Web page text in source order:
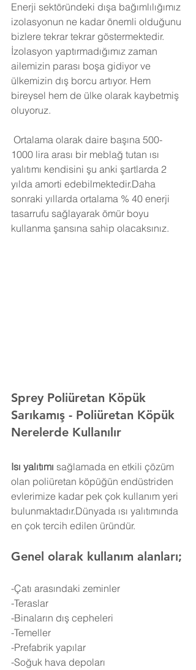
Enerji sektöründeki dışa bağımlılığımız
izolasyonun ne kadar önemli olduğunu
bizlere tekrar tekrar göstermektedir.
İzolasyon yaptırmadığımız zaman
ailemizin parası boşa gidiyor ve
ülkemizin dış borcu artıyor. Hem
bireysel hem de ülke olarak kaybetmiş
oluyoruz.
Ortalama olarak daire başına 500-
1000 lira arası bir meblağ tutan ısı
yalıtımı kendisini şu anki şartlarda 2
yılda amorti edebilmektedir.Daha
sonraki yıllarda ortalama % 40 enerji
tasarrufu sağlayarak ömür boyu
kullanma şansına sahip olacaksınız.
Sprey Poliüretan Köpük
Sarıkamış - Poliüretan Köpük
Nerelerde Kullanılır
Isı yalıtımı sağlamada en etkili çözüm
olan poliüretan köpüğün endüstriden
evlerimize kadar pek çok kullanım yeri
bulunmaktadır.Dünyada ısı yalıtımında
en çok tercih edilen üründür.
Genel olarak kullanım alanları;
-Çatı arasındaki zeminler
-Teraslar
-Binaların dış cepheleri
-Temeller
-Prefabrik yapılar
-Soğuk hava depoları